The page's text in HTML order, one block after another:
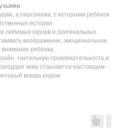
а персонажи, с которыми ребёнок
истории.
любимых героев и оригинальных
воображение, эмоциональное
внимание ребёнка.
тактильную привлекательность и
чему становится настоящим
всегда рядом.